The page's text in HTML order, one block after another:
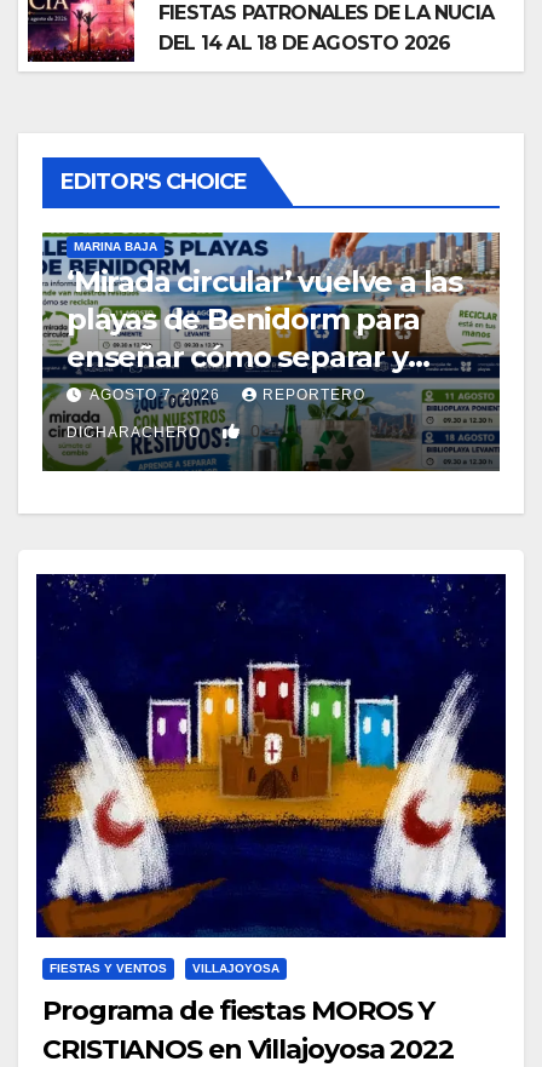
FIESTAS PATRONALES DE LA NUCIA
DEL 14 AL 18 DE AGOSTO 2026
EDITOR'S CHOICE
MARINA BAJA
‘Mirada circular’ vuelve a las
playas de Benidorm para
enseñar cómo separar y
reciclar los residuos
AGOSTO 7, 2026 REPORTERO
DICHARACHERO 0
FIESTAS Y VENTOS VILLAJOYOSA
Programa de fiestas MOROS Y
CRISTIANOS en Villajoyosa 2022